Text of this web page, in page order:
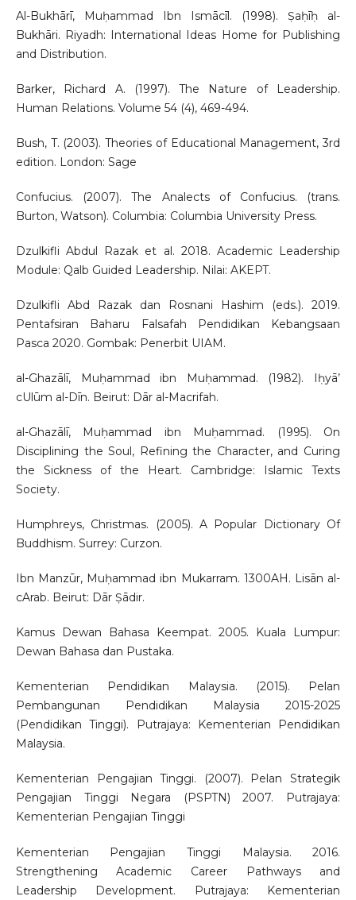
Al-Bukhārī, Muḥammad Ibn Ismācīl. (1998). Ṣaḥīḥ al-
Bukhāri. Riyadh: International Ideas Home for Publishing
and Distribution.
Barker, Richard A. (1997). The Nature of Leadership.
Human Relations. Volume 54 (4), 469-494.
Bush, T. (2003). Theories of Educational Management, 3rd
edition. London: Sage
Confucius. (2007). The Analects of Confucius. (trans.
Burton, Watson). Columbia: Columbia University Press.
Dzulkifli Abdul Razak et al. 2018. Academic Leadership
Module: Qalb Guided Leadership. Nilai: AKEPT.
Dzulkifli Abd Razak dan Rosnani Hashim (eds.). 2019.
Pentafsiran Baharu Falsafah Pendidikan Kebangsaan
Pasca 2020. Gombak: Penerbit UIAM.
al-Ghazālī, Muḥammad ibn Muḥammad. (1982). Iḥyā’
cUlūm al-Dīn. Beirut: Dār al-Macrifah.
al-Ghazālī, Muḥammad ibn Muḥammad. (1995). On
Disciplining the Soul, Refining the Character, and Curing
the Sickness of the Heart. Cambridge: Islamic Texts
Society.
Humphreys, Christmas. (2005). A Popular Dictionary Of
Buddhism. Surrey: Curzon.
Ibn Manzūr, Muḥammad ibn Mukarram. 1300AH. Lisān al-
cArab. Beirut: Dār Ṣādir.
Kamus Dewan Bahasa Keempat. 2005. Kuala Lumpur:
Dewan Bahasa dan Pustaka.
Kementerian Pendidikan Malaysia. (2015). Pelan
Pembangunan Pendidikan Malaysia 2015-2025
(Pendidikan Tinggi). Putrajaya: Kementerian Pendidikan
Malaysia.
Kementerian Pengajian Tinggi. (2007). Pelan Strategik
Pengajian Tinggi Negara (PSPTN) 2007. Putrajaya:
Kementerian Pengajian Tinggi
Kementerian Pengajian Tinggi Malaysia. 2016.
Strengthening Academic Career Pathways and
Leadership Development. Putrajaya: Kementerian